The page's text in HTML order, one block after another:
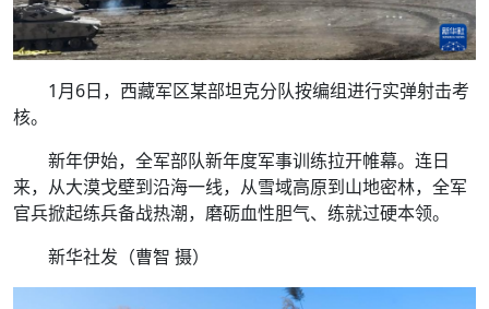
1月6日，西藏军区某部坦克分队按编组进行实弹射击考
核。
新年伊始，全军部队新年度军事训练拉开帷幕。连日
来，从大漠戈壁到沿海一线，从雪域高原到山地密林，全军
官兵掀起练兵备战热潮，磨砺血性胆气、练就过硬本领。
新华社发（曹智 摄）